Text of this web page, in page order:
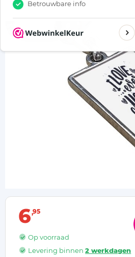
6 95
Op voorraad
Levering binnen2 werkdagen